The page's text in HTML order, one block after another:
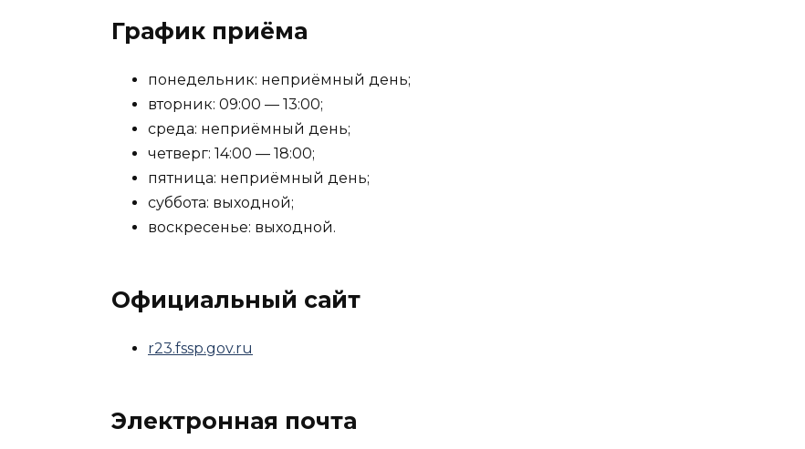
График приёма
понедельник: неприёмный день;
вторник: 09:00 — 13:00;
среда: неприёмный день;
четверг: 14:00 — 18:00;
пятница: неприёмный день;
суббота: выходной;
воскресенье: выходной.
Официальный сайт
r23.fssp.gov.ru
Электронная почта